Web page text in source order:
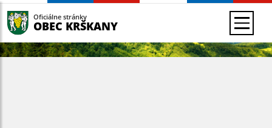
Oficiálne stránky
OBEC KRŠKANY